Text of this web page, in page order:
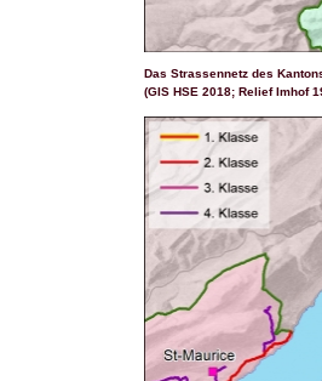
Das Strassennetz des
(GIS HSE 2018; Relief Imhof